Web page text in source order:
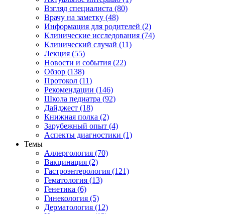
Взгляд специалиста (80)
Врачу на заметку (48)
Информация для родителей (2)
Клинические исследования (74)
Клинический случай (11)
Лекция (55)
Новости и события (22)
Обзор (138)
Протокол (11)
Рекомендации (146)
Школа педиатра (92)
Дайджест (18)
Книжная полка (2)
Зарубежный опыт (4)
Аспекты диагностики (1)
Темы
Аллергология (70)
Вакцинация (2)
Гастроэнтерология (121)
Гематология (13)
Генетика (6)
Гинекология (5)
Дерматология (12)